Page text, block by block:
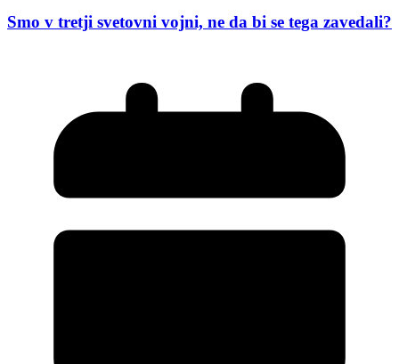
Smo v tretji svetovni vojni, ne da bi se tega zavedali?